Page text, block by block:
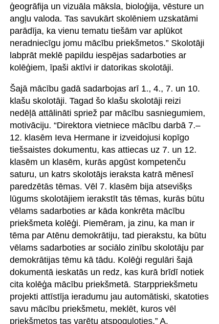
ģeogrāfija un vizuāla māksla, bioloģija, vēsture un
angļu valoda. Tas savukārt skolēniem uzskatāmi
parādīja, ka vienu tematu tiešām var aplūkot
neradniecīgu jomu mācību priekšmetos.” Skolotāji
labprāt meklē papildu iespējas sadarboties ar
kolēģiem, īpaši aktīvi ir datorikas skolotāji.
Šajā mācību gadā sadarbojas arī 1., 4., 7. un 10.
klašu skolotāji. Tagad šo klašu skolotāji reizi
nedēļā attālināti spriež par mācību sasniegumiem,
motivāciju. “Direktora vietniece mācību darbā 7.–
12. klasēm Ieva Hermane ir izveidojusi kopīgo
tiešsaistes dokumentu, kas attiecas uz 7. un 12.
klasēm un klasēm, kurās apgūst kompetenču
saturu, un katrs skolotājs ieraksta katrā mēnesī
paredzētās tēmas. Vēl 7. klasēm bija atsevišķs
lūgums skolotājiem ierakstīt tās tēmas, kurās būtu
vēlams sadarboties ar kāda konkrēta mācību
priekšmeta kolēģi. Piemēram, ja zinu, ka man ir
tēma par Atēnu demokrātiju, tad pierakstu, ka būtu
vēlams sadarboties ar sociālo zinību skolotāju par
demokrātijas tēmu kā tādu. Kolēģi regulāri šajā
dokumentā ieskatās un redz, kas kurā brīdī notiek
cita kolēģa mācību priekšmetā. Starppriekšmetu
projekti attīstīja ieradumu jau automātiski, skatoties
savu mācību priekšmetu, meklēt, kuros vēl
priekšmetos tas varētu atspoguļoties.” A.